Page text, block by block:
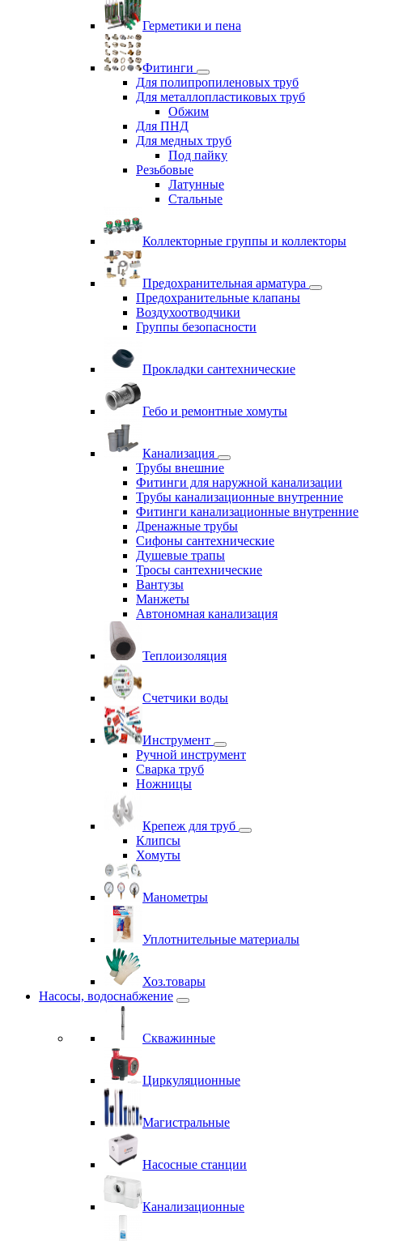
Герметики и пена
Фитинги
Для полипропиленовых труб
Для металлопластиковых труб
Обжим
Для ПНД
Для медных труб
Под пайку
Резьбовые
Латунные
Cтальные
Коллекторные группы и коллекторы
Предохранительная арматура
Предохранительные клапаны
Воздухоотводчики
Группы безопасности
Прокладки сантехнические
Гебо и ремонтные хомуты
Канализация
Трубы внешние
Фитинги для наружной канализации
Трубы канализационные внутренние
Фитинги канализационные внутренние
Дренажные трубы
Сифоны сантехнические
Душевые трапы
Тросы сантехнические
Вантузы
Манжеты
Автономная канализация
Теплоизоляция
Счетчики воды
Инструмент
Ручной инструмент
Сварка труб
Ножницы
Крепеж для труб
Клипсы
Хомуты
Манометры
Уплотнительные материалы
Хоз.товары
Насосы, водоснабжение
Скважинные
Циркуляционные
Магистральные
Насосные станции
Канализационные